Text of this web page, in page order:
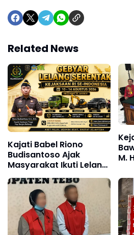
Related News
Kajati Babel Riono
Budisantoso Ajak
Masyarakat Ikuti Lelang
Barang Rampasan
Negara, Tawarkan 47
Lot Bernilai Rp24,4 Miliar
M.